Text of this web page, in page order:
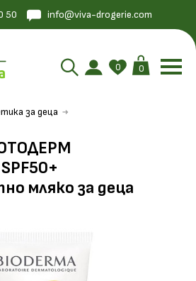
50 info@viva-drogerie.com
0 0
за деца
мляко за деца